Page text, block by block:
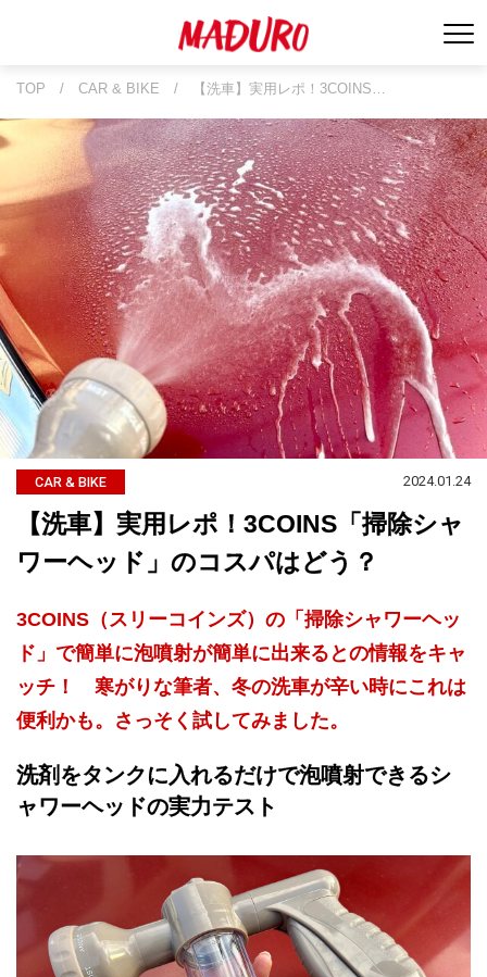
TOP / CAR & BIKE / 【洗車】実用レポ！3COINS…
CAR & BIKE 2024.01.24
【洗車】実用レポ！3COINS「掃除シャ
ワーヘッド」のコスパはどう？
3COINS（スリーコインズ）の「掃除シャワーヘッ
ド」で簡単に泡噴射が簡単に出来るとの情報をキャ
ッチ！ 寒がりな筆者、冬の洗車が辛い時にこれは
便利かも。さっそく試してみました。
洗剤をタンクに入れるだけで泡噴射できるシ
ャワーヘッドの実力テスト